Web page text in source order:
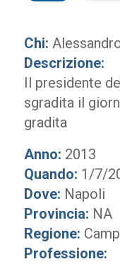
Chi:
Descrizione:
Il presidente
sgradita il
gradita
Anno: 2013
Quando: 1/7/
Dove: Napoli
Provincia: NA
Regione:
Professione: